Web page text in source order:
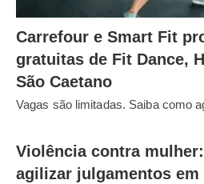
Carrefour e Smart Fit
gratuitas de Fit Dance,
São Caetano
Vagas são limitadas. Saiba como
Violência contra
agilizar julgamentos